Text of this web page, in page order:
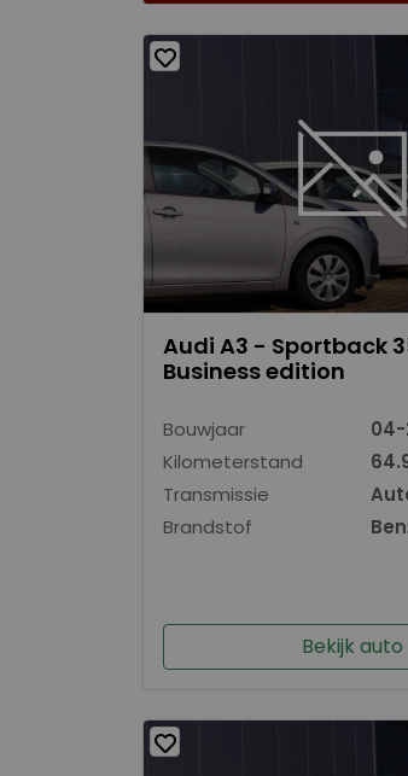
Audi A3 - Sportback
Business edition
Bouwjaar
04-
Kilometerstand
Transmissie
Brandstof
Bekijk auto